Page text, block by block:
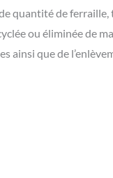
quantité de ferraille,
ou éliminée de
ainsi que de